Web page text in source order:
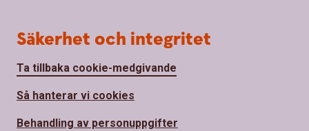
Säkerhet och integritet
Ta tillbaka cookie-medgivande
Så hanterar vi cookies
Behandling av personuppgifter